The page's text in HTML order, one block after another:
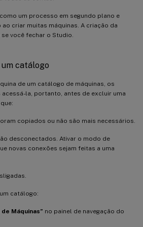
um processo em segundo plano e
criar muitas máquinas. A criação da
você fechar o Studio.
catálogo
de um catálogo de máquinas, os
la, portanto, antes de excluir uma
copiados ou não são mais necessários.
desconectados. Ativar o modo de
novas conexões sejam feitas a uma
catálogo:
Máquinas” no painel de navegação do